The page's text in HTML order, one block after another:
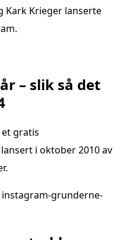
Kark Krieger lanserte
– slik så det
gratis
i oktober 2010 av
grunderne-